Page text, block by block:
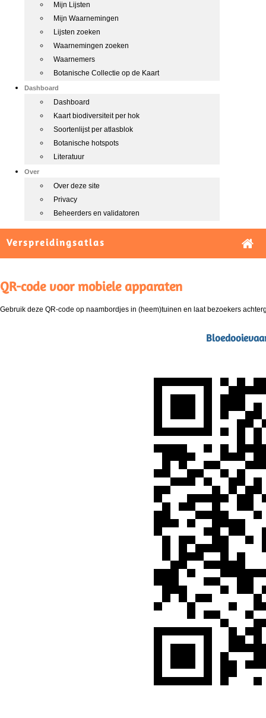
Mijn Lijsten
Mijn Waarnemingen
Lijsten zoeken
Waarnemingen zoeken
Waarnemers
Botanische Collectie op de Kaart
Dashboard
Dashboard
Kaart biodiversiteit per hok
Soortenlijst per atlasblok
Botanische hotspots
Literatuur
Over
Over deze site
Privacy
Beheerders en validatoren
Verspreidingsatlas
QR-code voor mobiele apparaten
Gebruik deze QR-code op naambordjes in (heem)tuinen en laat bezoekers